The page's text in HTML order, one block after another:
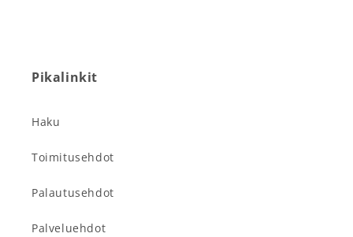
Pikalinkit
Haku
Toimitusehdot
Palautusehdot
Palveluehdot